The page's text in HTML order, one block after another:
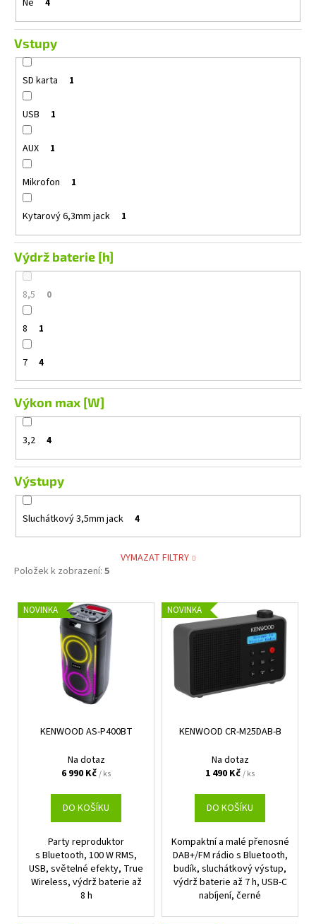
Ne 4
Vstupy
SD karta 1
USB 1
AUX 1
Mikrofon 1
Kytarový 6,3mm jack 1
Výdrž baterie [h]
8,5 0
8 1
7 4
Výkon max [W]
3,2 4
Výstupy
Sluchátkový 3,5mm jack 4
VYMAZAT FILTRY
Položek k zobrazení: 5
VNOVINKA
KENWOOD AS-P400BT
Na dotaz
6 990 Kč/ ks
DO KOŠÍKU
Party reproduktor
s Bluetooth, 100 W RMS,
USB, světelné efekty, True
Wireless, výdrž baterie až
8 h
NOVINKA
KENWOOD CR-M25DAB-B
Na dotaz
1 490 Kč/ ks
DO KOŠÍKU
Kompaktní a malé přenosné
DAB+/FM rádio s Bluetooth,
budík, sluchátkový výstup,
výdrž baterie až 7 h, USB-C
nabíjení, černé